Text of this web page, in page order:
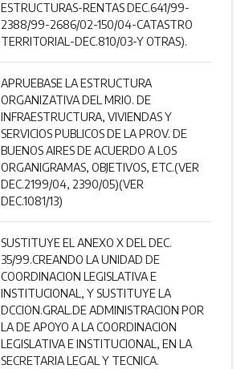
ESTRUCTURAS-RENTAS DEC.641/99-
2388/99-2686/02-150/04-CATASTRO
TERRITORIAL-DEC.810/03-Y OTRAS).
APRUEBASE LA ESTRUCTURA
ORGANIZATIVA DEL MRIO. DE
INFRAESTRUCTURA, VIVIENDAS Y
SERVICIOS PUBLICOS DE LA PROV. DE
BUENOS AIRES DE ACUERDO A LOS
ORGANIGRAMAS, OBJETIVOS, ETC.(VER
DEC.2199/04, 2390/05)(VER
DEC.1081/13)
SUSTITUYE EL ANEXO X DEL DEC.
35/99.CREANDO LA UNIDAD DE
COORDINACION LEGISLATIVA E
INSTITUCIONAL, Y SUSTITUYE LA
DCCION.GRAL.DE ADMINISTRACION POR
LA DE APOYO A LA COORDINACION
LEGISLATIVA E INSTITUCIONAL, EN LA
SECRETARIA LEGAL Y TECNICA.